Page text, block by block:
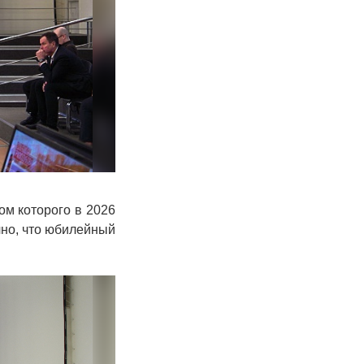
которого в 2026
что юбилейный